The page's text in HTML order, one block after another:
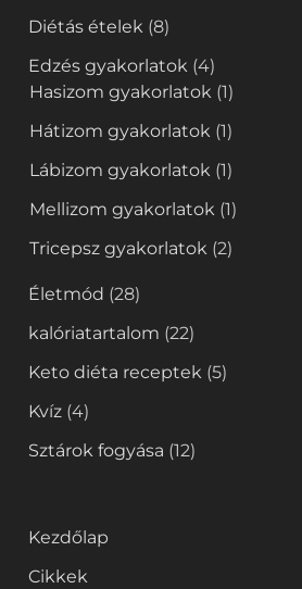
Diétás ételek (8)
Edzés gyakorlatok (4)
Hasizom gyakorlatok (1)
Hátizom gyakorlatok (1)
Lábizom gyakorlatok (1)
Mellizom gyakorlatok (1)
Tricepsz gyakorlatok (2)
Életmód (28)
kalóriatartalom (22)
Keto diéta receptek (5)
Kvíz (4)
Sztárok fogyása (12)
Kezdőlap
Cikkek